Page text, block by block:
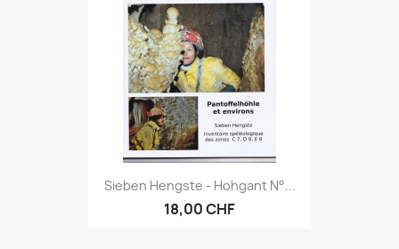
Sieben Hengste - Hohgant N°...
18,00 CHF